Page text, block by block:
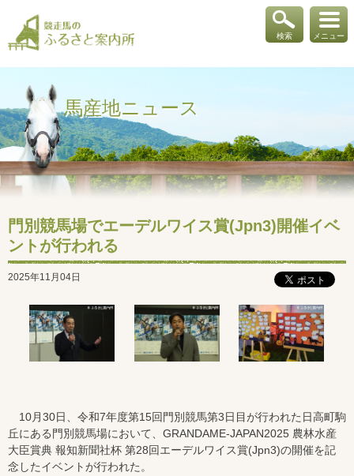
メニュー
検索
馬産地ニュース
門別競馬場でエーデルワイス賞(Jpn3)開催イベ
ントが行われる
2025年11月04日
10月30日、令和7年度第15回門別競馬第3日目が行われた日高町駒
丘にある門別競馬場において、GRANDAME-JAPAN2025 農林水産
大臣賞典 報知新聞社杯 第28回エーデルワイス賞(Jpn3)の開催を記
念したイベントが行われた。